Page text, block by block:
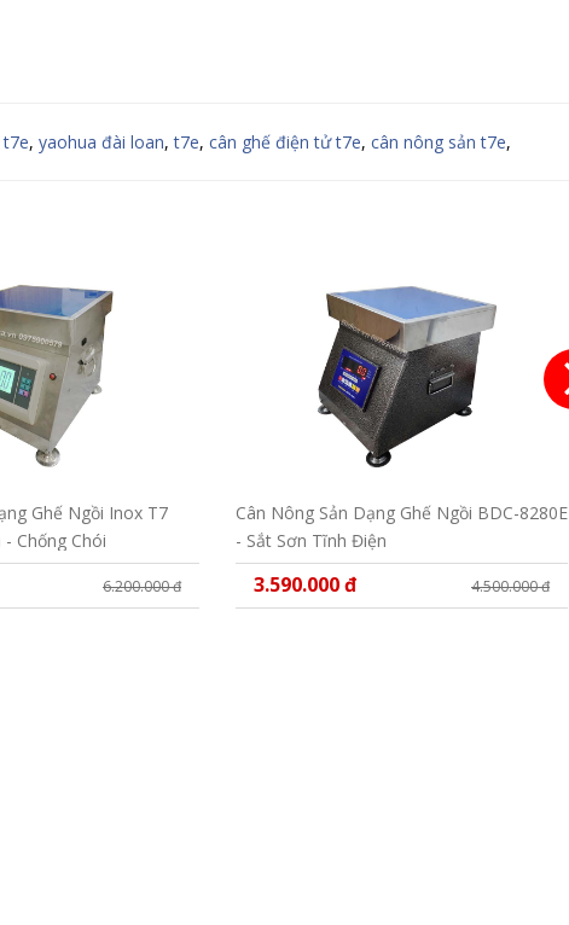
, yaohua đài loan, t7e, cân ghế điện tử t7e, cân nông sản t7e,
Ghế Ngồi Inox T7
Chống Chói
6.200.000 đ
Cân Nông Sản Dạng Ghế Ngồi BDC-8280E
- Sắt Sơn Tĩnh Điện
3.590.000 đ 4.500.000 đ